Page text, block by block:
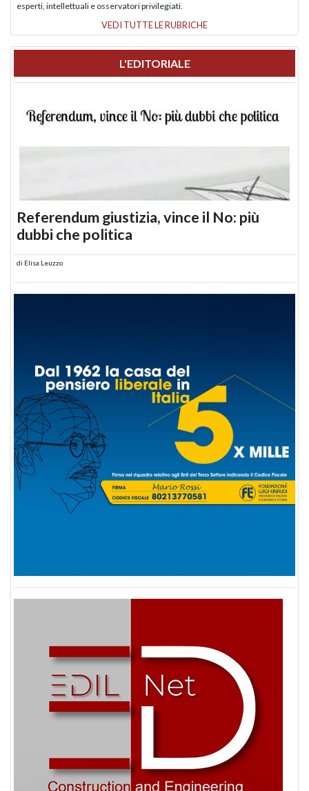
esperti, intellettuali e osservatori privilegiati.
VEDI TUTTE LE RUBRICHE
L'EDITORIALE
Referendum giustizia, vince il No: più
dubbi che politica
di Elisa Leuzzo